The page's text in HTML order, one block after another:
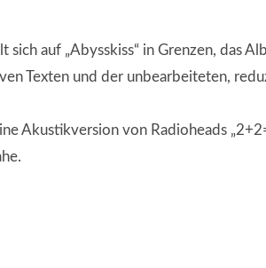
sich auf „Abysskiss“ in Grenzen, das
Texten und der unbearbeiteten,
Akustikversion von Radioheads